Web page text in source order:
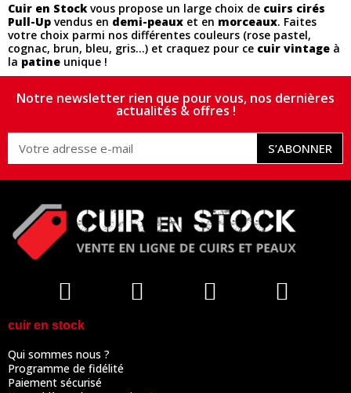
Cuir en Stockvous propose un large choix de cuirs cirés
Pull-Up vendus en demi-peaux et en morceaux. Faites
votre choix parmi nos différentes couleurs (rose pastel,
cognac, brun, bleu, gris...) et craquez pour ce cuir vintage à
la patine unique !
Notre newsletter rien que pour vous, nos dernières
actualités & offres !
S’ABONNER
cuir en stock
Qui sommes nous ?
Programme de fidélité
Paiement sécurisé